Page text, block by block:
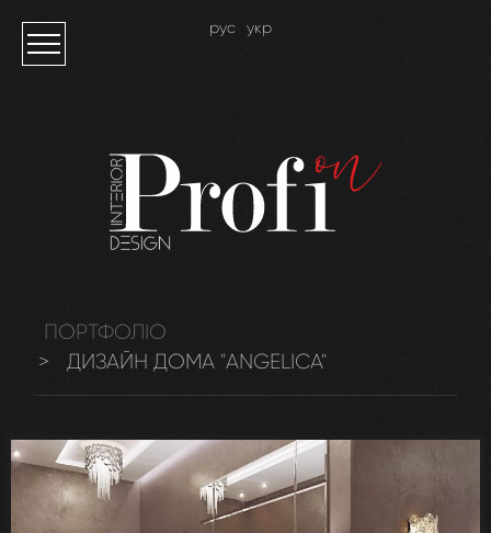
рус укр
ПОРТФОЛІО
ДИЗАЙН ДОМА "ANGELICA"